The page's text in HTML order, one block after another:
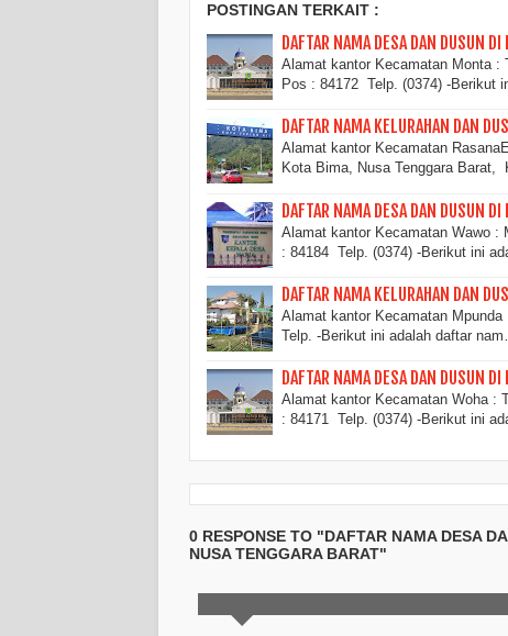
POSTINGAN TERKAIT :
DAFTAR NAMA DESA DAN DUSUN
Alamat kantor Kecamatan Monta :
Pos : 84172 Telp. (0374) -Berikut
DAFTAR NAMA KELURAHAN DAN
Alamat kantor Kecamatan
Kota Bima, Nusa Tenggara
DAFTAR NAMA DESA DAN DUSUN
Alamat kantor Kecamatan Wawo :
: 84184 Telp. (0374) -Berikut ini
DAFTAR NAMA KELURAHAN DAN
Alamat kantor Kecamatan
Telp. -Berikut ini adalah daftar
DAFTAR NAMA DESA DAN DUSUN
Alamat kantor Kecamatan Woha :
: 84171 Telp. (0374) -Berikut ini
0 RESPONSE TO "DAFTAR NAMA DESA
NUSA TENGGARA BARAT"